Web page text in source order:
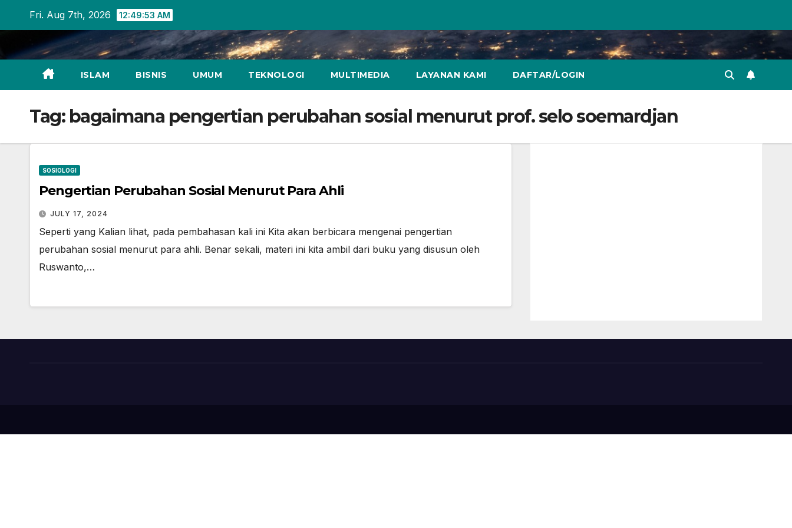
content
Fri. Aug 7th, 2026 12:49:53 AM
ISLAM BISNIS UMUM TEKNOLOGI MULTIMEDIA LAYANAN KAMI DAFTAR/LOGIN
Tag: bagaimana pengertian perubahan sosial menurut prof. selo soemardjan
SOSIOLOGI
Pengertian Perubahan Sosial Menurut Para Ahli
JULY 17, 2024
Seperti yang Kalian lihat, pada pembahasan kali ini Kita akan berbicara mengenai pengertian
perubahan sosial menurut para ahli. Benar sekali, materi ini kita ambil dari buku yang disusun oleh
Ruswanto,…